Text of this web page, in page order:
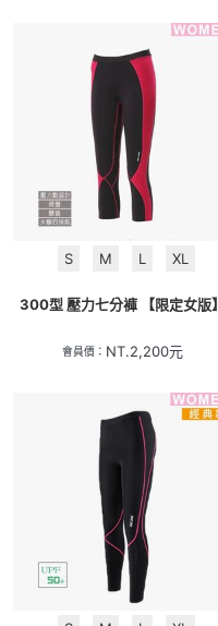
S M L XL
300型 壓力七分褲 【限定女版】
會員價： NT.2,200元